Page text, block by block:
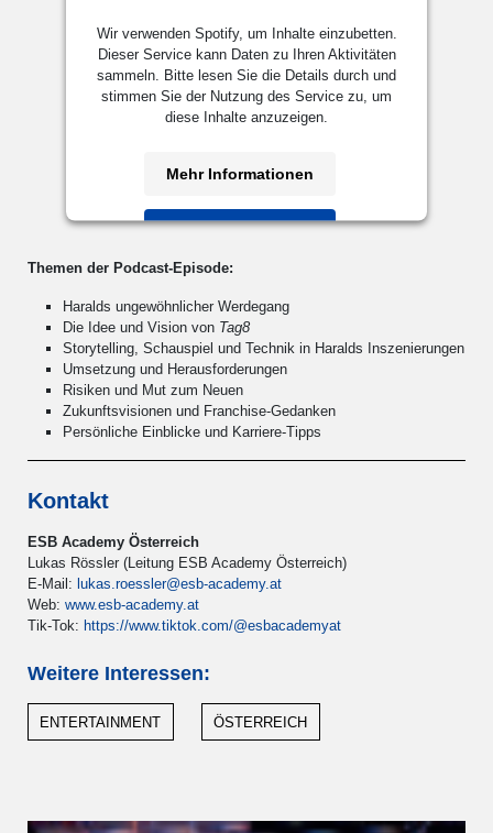
Wir verwenden Spotify, um Inhalte einzubetten.
Dieser Service kann Daten zu Ihren Aktivitäten
sammeln. Bitte lesen Sie die Details durch und
stimmen Sie der Nutzung des Service zu, um
diese Inhalte anzuzeigen.
Mehr Informationen
Akzeptieren
powered byUsercentrics Consent
Themen der Podcast-Episode:
Haralds ungewöhnlicher Werdegang
Die Idee und Vision von Tag8
Storytelling, Schauspiel und Technik in Haralds Inszenierungen
Umsetzung und Herausforderungen
Risiken und Mut zum Neuen
Zukunftsvisionen und Franchise-Gedanken
Persönliche Einblicke und Karriere-Tipps
Kontakt
ESB Academy Österreich
Lukas Rössler (Leitung ESB Academy Österreich)
E-Mail: lukas.roessler@esb-academy.at
Web: www.esb-academy.at
Tik-Tok: https://www.tiktok.com/@esbacademyat
Weitere Interessen:
ENTERTAINMENT ÖSTERREICH